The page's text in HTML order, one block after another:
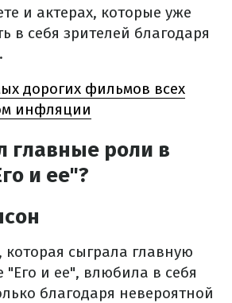
и актерах, которые уже
в себя зрителей благодаря
дорогих фильмов всех
инфляции
главные роли в
и ее"?
которая сыграла главную
"Его и ее", влюбила в себя
благодаря невероятной